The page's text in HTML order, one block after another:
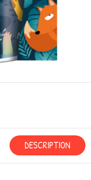
DESCRIPTION